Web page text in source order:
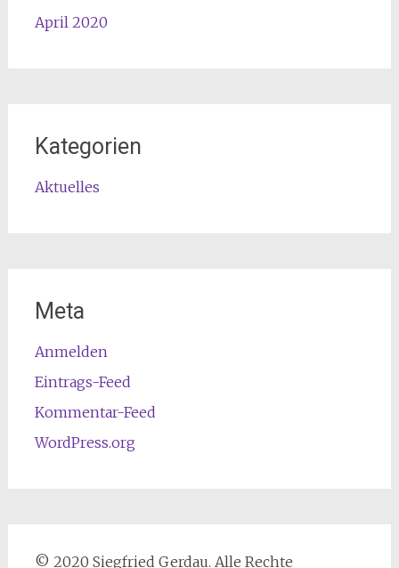
April 2020
Kategorien
Aktuelles
Meta
Anmelden
Eintrags-Feed
Kommentar-Feed
WordPress.org
© 2020 Siegfried Gerdau. Alle Rechte